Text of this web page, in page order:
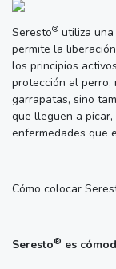
Seresto® utiliza
permite la
los principios
protección al perro,
garrapatas, sino
que lleguen a
enfermedades que
Cómo colocar
Seresto® es